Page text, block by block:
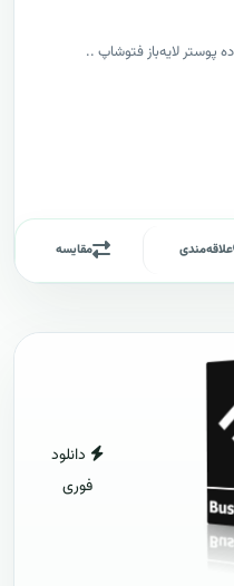
علاقه‌مندی مقایسه
دانلود
فوری